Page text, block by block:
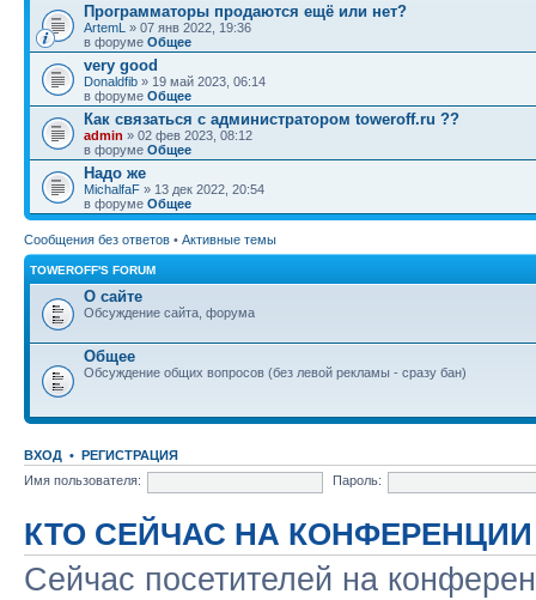
Программаторы продаются ещё или нет?
ArtemL » 07 янв 2022, 19:36
в форуме Общее
very good
Donaldfib » 19 май 2023, 06:14
в форуме Общее
Как связаться с администратором toweroff.ru ??
admin » 02 фев 2023, 08:12
в форуме Общее
Надо же
MichalfaF » 13 дек 2022, 20:54
в форуме Общее
Сообщения без ответов • Активные темы
TOWEROFF'S FORUM
О сайте
Обсуждение сайта, форума
Общее
Обсуждение общих вопросов (без левой рекламы - сразу бан)
ВХОД • РЕГИСТРАЦИЯ
Имя пользователя:
Пароль:
КТО СЕЙЧАС НА КОНФЕРЕНЦИИ
Сейчас посетителей на